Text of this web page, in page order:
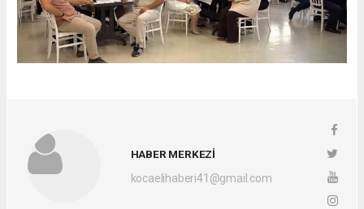
HABER MERKEZİ
kocaelihaberi41@gmail.com